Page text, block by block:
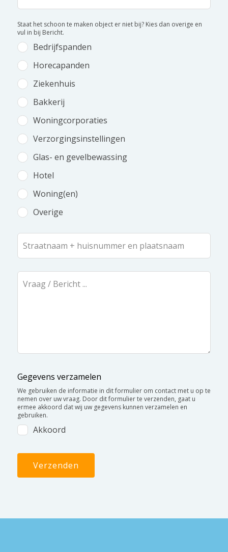
Staat het schoon te maken object er niet bij? Kies dan overige en
vul in bij Bericht.
Bedrijfspanden
Horecapanden
Ziekenhuis
Bakkerij
Woningcorporaties
Verzorgingsinstellingen
Glas- en gevelbewassing
Hotel
Woning(en)
Overige
Gegevens verzamelen
We gebruiken de informatie in dit formulier om contact met u op te
nemen over uw vraag. Door dit formulier te verzenden, gaat u
ermee akkoord dat wij uw gegevens kunnen verzamelen en
gebruiken.
Akkoord
Verzenden